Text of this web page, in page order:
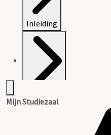
Inleiding
Mijn Studiezaal